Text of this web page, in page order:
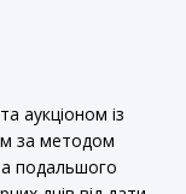
із
за методом
подальшого